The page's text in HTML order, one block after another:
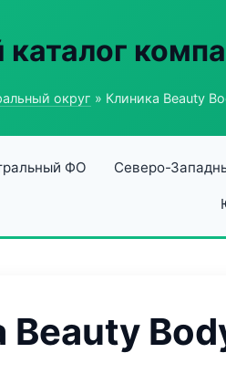
округ » Клиника Beauty
ФО Северо-
Beauty